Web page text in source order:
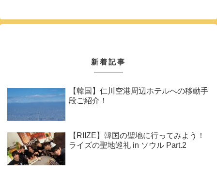
新着記事
【韓国】仁川空港周辺ホテルへの移動手
段ご紹介！
【RIIZE】韓国の聖地に行ってみよう！
ライズの聖地巡礼 in ソウル Part.2